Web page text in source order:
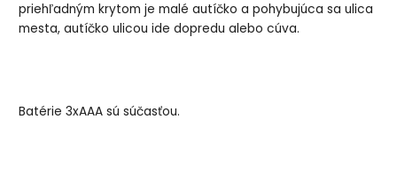
priehľadným krytom je malé autíčko a pohybujúca sa ulica
mesta, autíčko ulicou ide dopredu alebo cúva.
Batérie 3xAAA sú súčasťou.